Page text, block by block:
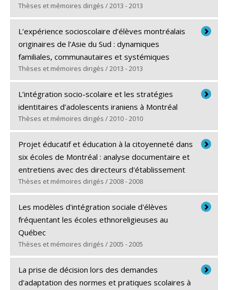
Lien vers le document dans Papyrus
Thèses et mémoires dirigés / 2013 - 2013
Diplômé(e) : Tremblay, Stéphanie
Cycle :Doctorat
Diplôme obtenu :Ph. D.
Lien vers le document dans Papyrus
L’expérience socioscolaire d’élèves montréalais
originaires de l’Asie du Sud : dynamiques
familiales, communautaires et systémiques
Thèses et mémoires dirigés / 2013 - 2013
Diplômé(e) :Bakhshaei, Mahsa
Cycle :Doctorat
Diplôme obtenu :Ph. D.
Lien vers le document dans Papyrus
L’intégration socio-scolaire et les stratégies
identitaires d’adolescents iraniens à Montréal
Thèses et mémoires dirigés / 2010 - 2010
Diplômé(e) :Aghasi-Sorkhabi, Lida
Cycle :Doctorat
Diplôme obtenu :Ph. D.
Lien vers le document dans Papyrus
Projet éducatif et éducation à la citoyenneté dans
six écoles de Montréal : analyse documentaire et
entretiens avec des directeurs d'établissement
Thèses et mémoires dirigés / 2008 - 2008
Diplômé(e) : Gravel, Bernard
Cycle :Doctorat
Diplôme obtenu :
Lien vers le document dans Papyrus
Les modèles d'intégration sociale d'élèves
fréquentant les écoles ethnoreligieuses au
Québec
Thèses et mémoires dirigés / 2005 - 2005
Diplômé(e) :Sercia, Pierre
Cycle :Doctorat
La prise de décision lors des demandes
d'adaptation des normes et pratiques scolaires à